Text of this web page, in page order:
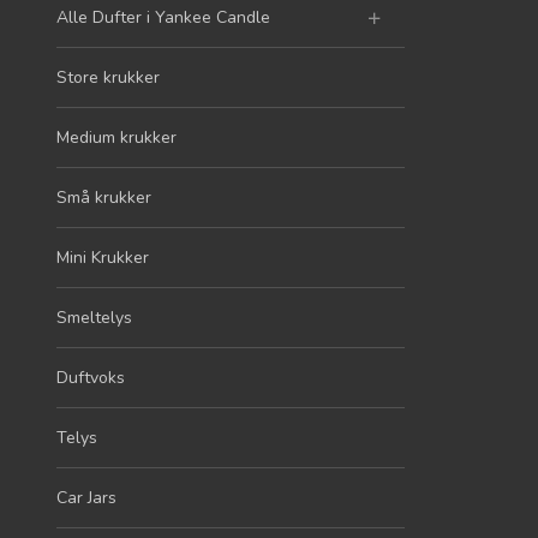
Alle Dufter i Yankee Candle
Store krukker
Medium krukker
Små krukker
Mini Krukker
Smeltelys
Duftvoks
Telys
Car Jars